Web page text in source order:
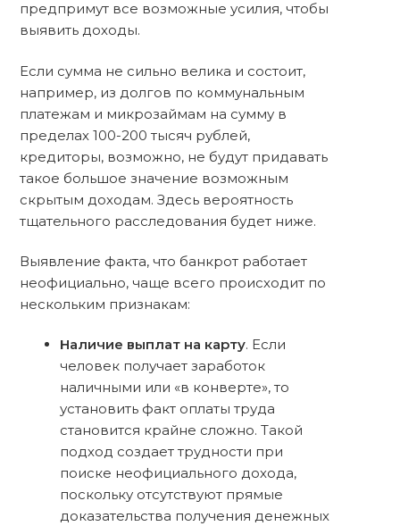
предпримут все возможные усилия, чтобы
выявить доходы.
Если сумма не сильно велика и состоит,
например, из долгов по коммунальным
платежам и микрозаймам на сумму в
пределах 100-200 тысяч рублей,
кредиторы, возможно, не будут придавать
такое большое значение возможным
скрытым доходам. Здесь вероятность
тщательного расследования будет ниже.
Выявление факта, что банкрот работает
неофициально, чаще всего происходит по
нескольким признакам:
Наличие выплат на карту. Если
человек получает заработок
наличными или «в конверте», то
установить факт оплаты труда
становится крайне сложно. Такой
подход создает трудности при
поиске неофициального дохода,
поскольку отсутствуют прямые
доказательства получения денежных